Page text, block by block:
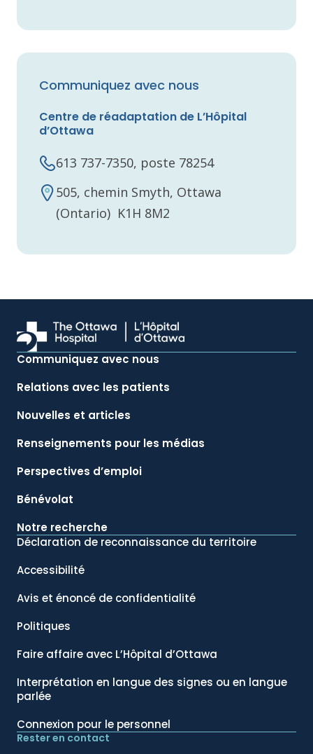
Communiquez avec nous
Centre de réadaptation de L’Hôpital
d’Ottawa
613 737-7350, poste 78254
505, chemin Smyth, Ottawa
(Ontario) K1H 8M2
Communiquez avec nous
Relations avec les patients
Nouvelles et articles
Renseignements pour les médias
Perspectives d’emploi
Bénévolat
Notre recherche
Déclaration de reconnaissance du territoire
Accessibilité
Avis et énoncé de confidentialité
Politiques
Faire affaire avec L’Hôpital d’Ottawa
Interprétation en langue des signes ou en langue
parlée
Connexion pour le personnel
Rester en contact